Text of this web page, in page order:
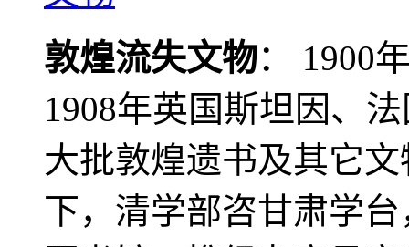
敦煌流失文物： 1900
1908年英国斯坦因、
大批敦煌遗书及其它
下，清学部咨甘肃学